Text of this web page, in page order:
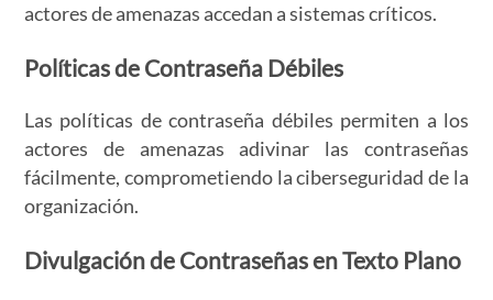
actores de amenazas accedan a sistemas críticos.
Políticas de Contraseña Débiles
Las políticas de contraseña débiles permiten a los
actores de amenazas adivinar las contraseñas
fácilmente, comprometiendo la ciberseguridad de la
organización.
Divulgación de Contraseñas en Texto Plano